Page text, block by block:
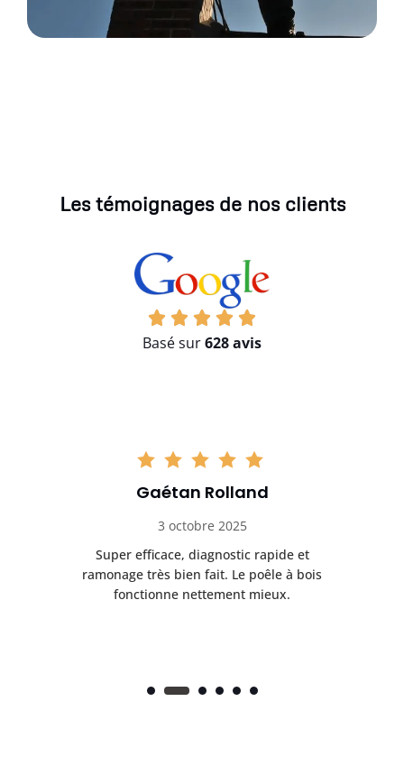
Les témoignages de nos clients
Basé sur628 avis
Gaétan Rolland
3 octobre 2025
Super efficace, diagnostic rapide et
ramonage très bien fait. Le poêle à bois
fonctionne nettement mieux.